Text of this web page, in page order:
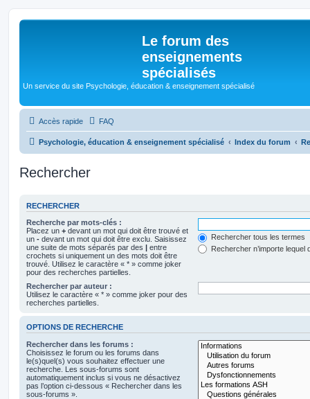
Le forum des
enseignements
spécialisés
Un service du site Psychologie, éducation & enseignement spécialisé
Accès rapide FAQ
Psychologie, éducation & enseignement spécialisé Index du forum
Rechercher
RECHERCHER
Recherche par mots-clés :
Placez un + devant un mot qui doit être trouvé et
un - devant un mot qui doit être exclu. Saisissez
une suite de mots séparés par des | entre
crochets si uniquement un des mots doit être
trouvé. Utilisez le caractère « * » comme joker
pour des recherches partielles.
Rechercher tous les termes
Rechercher n’importe lequel
Rechercher par auteur :
Utilisez le caractère « * » comme joker pour des
recherches partielles.
OPTIONS DE RECHERCHE
Rechercher dans les forums :
Choisissez le forum ou les forums dans
le(s)quel(s) vous souhaitez effectuer une
recherche. Les sous-forums sont
automatiquement inclus si vous ne désactivez
pas l’option ci-dessous « Rechercher dans les
sous-forums ».